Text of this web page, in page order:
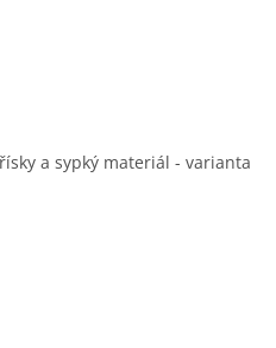
a sypký materiál - varianta